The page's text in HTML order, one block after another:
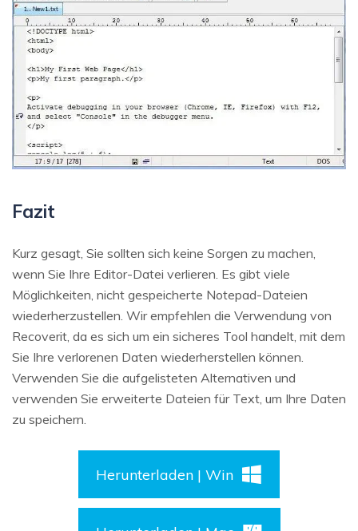
Fazit
Kurz gesagt, Sie sollten sich keine Sorgen zu machen,
wenn Sie Ihre Editor-Datei verlieren. Es gibt viele
Möglichkeiten, nicht gespeicherte Notepad-Dateien
wiederherzustellen. Wir empfehlen die Verwendung von
Recoverit, da es sich um ein sicheres Tool handelt, mit dem
Sie Ihre verlorenen Daten wiederherstellen können.
Verwenden Sie die aufgelisteten Alternativen und
verwenden Sie erweiterte Dateien für Text, um Ihre Daten
zu speichern.
Herunterladen | Win